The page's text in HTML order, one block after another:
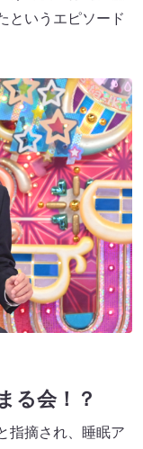
というエピソード
る会！？
指摘され、睡眠ア